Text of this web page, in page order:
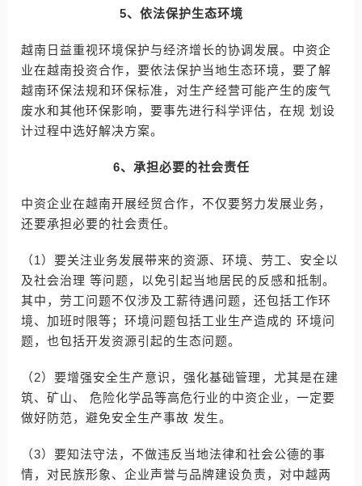
5、依法保护生态环境
越南日益重视环境保护与经济增长的协调发展。中资企
业在越南投资合作，要依法保护当地生态环境，要了解
越南环保法规和环保标准，对生产经营可能产生的废气
废水和其他环保影响，要事先进行科学评估，在规 划设
计过程中选好解决方案。
6、承担必要的社会责任
中资企业在越南开展经贸合作，不仅要努力发展业务，
还要承担必要的社会责任。
（1）要关注业务发展带来的资源、环境、劳工、安全以
及社会治理 等问题，以免引起当地居民的反感和抵制。
其中，劳工问题不仅涉及工薪待遇问题，还包括工作环
境、加班时限等；环境问题包括工业生产造成的 环境问
题，也包括开发资源引起的生态问题。
（2）要增强安全生产意识，强化基础管理，尤其是在建
筑、矿山、 危险化学品等高危行业的中资企业，一定要
做好防范，避免安全生产事故 发生。
（3）要知法守法，不做违反当地法律和社会公德的事
情，对民族形象、企业声誉与品牌建设负责，对中越两